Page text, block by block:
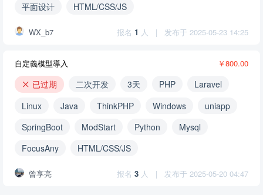
平面设计
HTML/CSS/JS
WX_b7 报名 1 人 | 发布于 2025-05-23 14:25
自定義模型導入 ￥800.00
已过期 二次开发 3天 PHP
Laravel
Linux
Java ThinkPHP Windows
uniapp
SpringBoot
ModStart Python
Mysql
FocusAny
HTML/CSS/JS
曾享亮 报名 3 人 | 发布于 2025-05-20 04:47